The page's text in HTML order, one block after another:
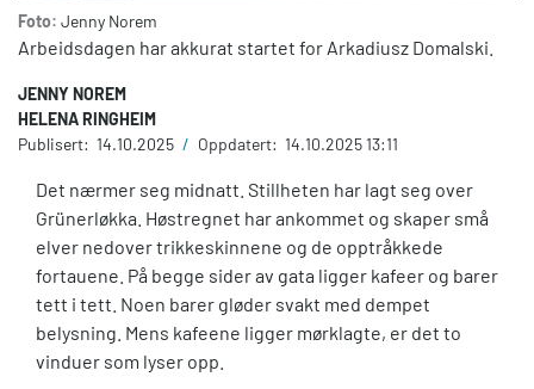
Foto: Jenny Norem
Arbeidsdagen har akkurat startet for Arkadiusz Domalski.
JENNY NOREM
HELENA RINGHEIM
Publisert: 14.10.2025 / Oppdatert: 14.10.2025 13:11
Det nærmer seg midnatt. Stillheten har lagt seg over
Grünerløkka. Høstregnet har ankommet og skaper små
elver nedover trikkeskinnene og de opptråkkede
fortauene. På begge sider av gata ligger kafeer og barer
tett i tett. Noen barer gløder svakt med dempet
belysning. Mens kafeene ligger mørklagte, er det to
vinduer som lyser opp.